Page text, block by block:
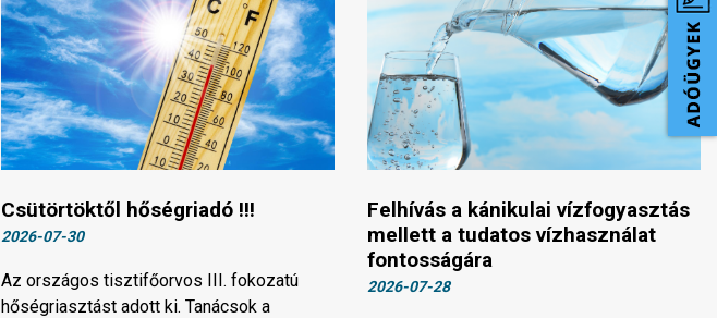
Csütörtöktől hőségriadó !!!
2026-07-30
Az országos tisztifőorvos III. fokozatú
hőségriasztást adott ki. Tanácsok a
Felhívás a kánikulai vízfogyasztás
mellett a tudatos vízhasználat
fontosságára
2026-07-28